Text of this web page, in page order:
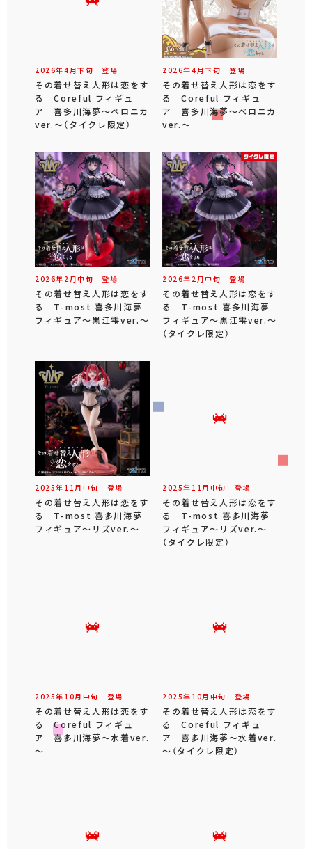
2026年4 月下旬 登場
その着せ替え人形は恋をす
る Coreful フィギュ
ア 喜多川海夢～ベロニカ
ver.～（タイクレ限定）
2026年4 月下旬 登場
その着せ替え人形は恋をす
る Coreful フィギュ
ア 喜多川海夢～ベロニカ
ver.～
2026年 2 月中旬 登場
その着せ替え人形は恋をす
る T-most 喜多川海夢
フィギュア～黒江雫ver.～
2026年 2 月中旬 登場
その着せ替え人形は恋をす
る T-most 喜多川海夢
フィギュア～黒江雫ver.～
（タイクレ限定）
2025年 11 月 中旬 登場
その着せ替え人形は恋をす
る T-most 喜多川海夢
フィギュア～リズver.～
2025年 11 月 中旬 登場
その着せ替え人形は恋をす
る T-most 喜多川海夢
フィギュア～リズver.～
（タイクレ限定）
2025年 10月 中旬 登場
その着せ替え人形は恋をす
る Coreful フィギュ
ア 喜多川海夢～水着ver.
～
2025年 10月 中旬 登場
その着せ替え人形は恋をす
る Coreful フィギュ
ア 喜多川海夢～水着ver.
～（タイクレ限定）